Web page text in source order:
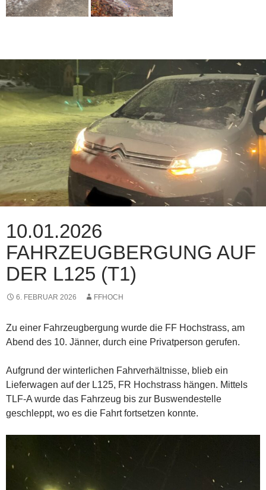
10.01.2026
FAHRZEUGBERGUNG AUF
DER L125 (T1)
6. FEBRUAR 2026 FFHOCH
Zu einer Fahrzeugbergung wurde die FF Hochstrass, am
Abend des 10. Jänner, durch eine Privatperson gerufen.
Aufgrund der winterlichen Fahrverhältnisse, blieb ein
Lieferwagen auf der L125, FR Hochstrass hängen. Mittels
TLF-A wurde das Fahrzeug bis zur Buswendestelle
geschleppt, wo es die Fahrt fortsetzen konnte.